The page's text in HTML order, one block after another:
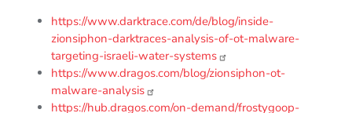
https://www.darktrace.com/de/blog/inside-
zionsiphon-darktraces-analysis-of-ot-malware-
targeting-israeli-water-systems
https://www.dragos.com/blog/zionsiphon-ot-
malware-analysis
https://hub.dragos.com/on-demand/frostygoop-